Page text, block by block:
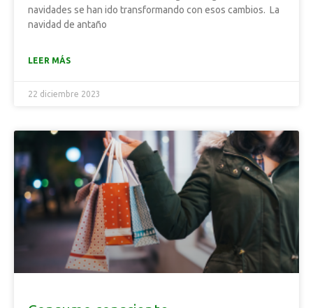
navidades se han ido transformando con esos cambios. La
navidad de antaño
LEER MÁS
22 diciembre 2023